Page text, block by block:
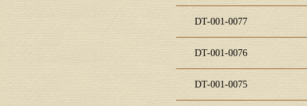
DT-001-0077
DT-001-0076
DT-001-0075